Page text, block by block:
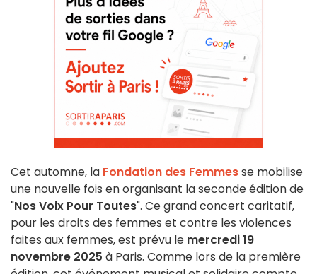
Cet automne, la Fondation des Femmesse mobilise
une nouvelle fois en organisant la seconde édition de
"Nos Voix Pour Toutes". Ce grand concert caritatif,
pour les droits des femmes et contre les violences
faites aux femmes, est prévu le mercredi 19
novembre 2025 à Paris. Comme lors de la première